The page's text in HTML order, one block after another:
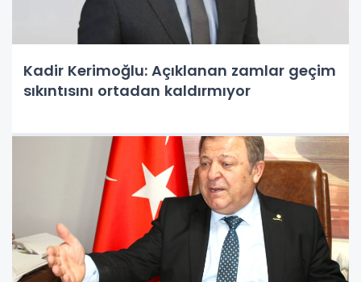
Kadir Kerimoğlu: Açıklanan zamlar geçim
sıkıntısını ortadan kaldırmıyor